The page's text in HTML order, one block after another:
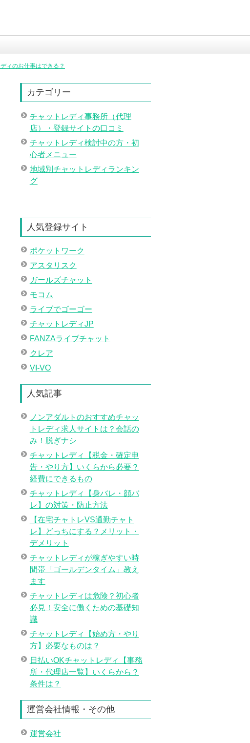
ィのお仕事はできる？
カテゴリー
チャットレディ事務所（代理
店）・登録サイトの口コミ
チャットレディ検討中の方・初
心者メニュー
地域別チャットレディランキン
グ
人気登録サイト
ポケットワーク
アスタリスク
ガールズチャット
モコム
ライブでゴーゴー
チャットレディJP
FANZAライブチャット
クレア
VI-VO
人気記事
ノンアダルトのおすすめチャッ
トレディ求人サイトは？会話の
み！脱ぎナシ
チャットレディ【税金・確定申
告・やり方】いくらから必要？
経費にできるもの
チャットレディ【身バレ・顔バ
レ】の対策・防止方法
【在宅チャトレVS通勤チャト
レ】どっちにする？メリット・
デメリット
チャットレディが稼ぎやすい時
間帯「ゴールデンタイム」教え
ます
チャットレディは危険？初心者
必見！安全に働くための基礎知
識
チャットレディ【始め方・やり
方】必要なものは？
日払いOKチャットレディ【事務
所・代理店一覧】いくらから？
条件は？
運営会社情報・その他
運営会社